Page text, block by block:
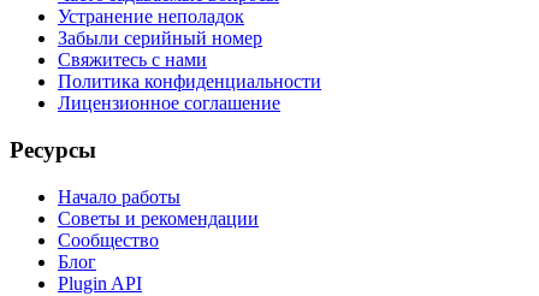
Устранение неполадок
Забыли серийный номер
Свяжитесь с нами
Политика конфиденциальности
Лицензионное соглашение
Ресурсы
Начало работы
Советы и рекомендации
Сообщество
Блог
Plugin API